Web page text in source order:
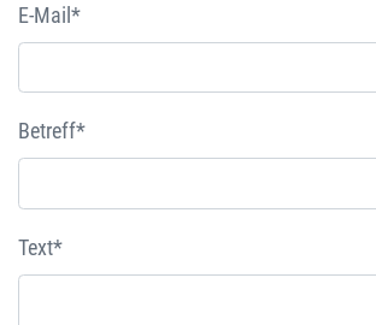
E-Mail*
Betreff*
Text*